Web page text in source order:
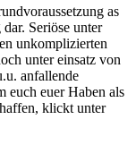
as
Seriöse unter
unkomplizierten
unter einsatz von
anfallende
euch euer Haben als
klickt unter